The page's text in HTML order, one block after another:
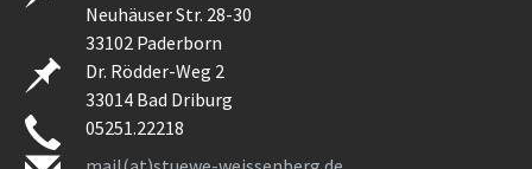
Neuhäuser Str. 28-30
33102 Paderborn
Dr. Rödder-Weg 2
33014 Bad Driburg
05251.22218